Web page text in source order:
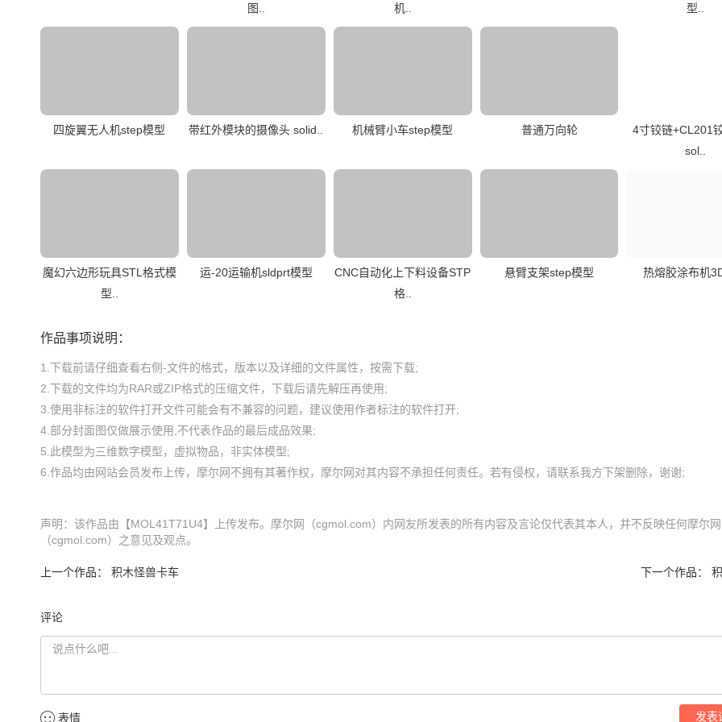
图..
机..
型..
四旋翼无人机step模型 带红外模块的摄像头 solid.. 机械臂小车step模型 普通万向轮
4寸铰链+CL201
sol..
魔幻六边形玩具STL格式模
型..
运-20运输机sldprt模型
CNC自动化上下料设备STP
格..
悬臂支架step模型 热熔胶涂布机
作品事项说明：
1.下载前请仔细查看右侧-文件的格式，版本以及详细的文件属性，按需下载;
2.下载的文件均为RAR或ZIP格式的压缩文件，下载后请先解压再使用;
3.使用非标注的软件打开文件可能会有不兼容的问题，建议使用作者标注的软件打开;
4.部分封面图仅做展示使用,不代表作品的最后成品效果;
5.此模型为三维数字模型，虚拟物品，非实体模型;
声明：该作品由【MOL41T71U4】上传发布。摩尔网（cgmol.com）内网友所发表的所有内容及言论仅代表其本人，并不反映任何摩尔网
（cgmol.com）之意见及观点。
上一个作品： 积木怪兽卡车 下一个作品：
评论
发表
表情